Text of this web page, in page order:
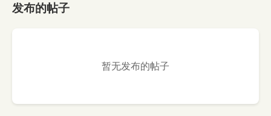
发布的帖子
暂无发布的帖子